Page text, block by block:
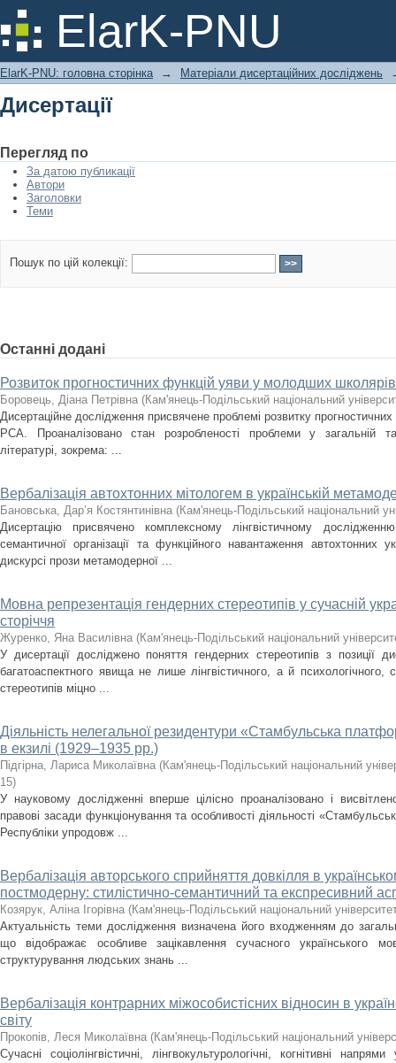
ElarK-PNU
Дисертації
ElarK-PNU: головна сторінка → Матеріали дисертаційних досліджень
Дисертації
Перегляд по
За датою публикації
Автори
Заголовки
Теми
Пошук по цій колекції:
Останні додані
Розвиток прогностичних функцій уяви у молодших
Боровець, Діана Петрівна (Кам'янець-Подільський національний
Дисертаційне дослідження присвячене проблемі розвитку
РСА. Проаналізовано стан розробленості проблеми у загальній та
літературі, зокрема: ...
Вербалізація автохтонних мітологем в українській
Бановська, Дар’я Костянтинівна (Кам'янець-Подільський національний
Дисертацію присвячено комплексному лінгвістичному дослідженню
семантичної організації та функційного навантаження автохтонних
дискурсі прози метамодерної ...
Мовна репрезентація гендерних стереотипів у сучасній
сторіччя
Журенко, Яна Василівна (Кам'янець-Подільський національний
У дисертації досліджено поняття гендерних стереотипів з позиції
багатоаспектного явища не лише лінгвістичного, а й психологічного,
стереотипів міцно ...
Діяльність нелегальної резидентури «Стамбульська
в екзилі (1929–1935 рр.)
Підгірна, Лариса Миколаївна (Кам'янець-Подільський національний
15)
У науковому дослідженні вперше цілісно проаналізовано і
правові засади функціонування та особливості діяльності
Республіки упродовж ...
Вербалізація авторського сприйняття довкілля в
постмодерну: стилістично-семантичний та експресивний
Козярук, Аліна Ігорівна (Кам'янець-Подільський національний
Актуальність теми дослідження визначена його входженням до
що відображає особливе зацікавлення сучасного українського
структурування людських знань ...
Вербалізація контрарних міжособистісних відносин в
світу
Прокопів, Леся Миколаївна (Кам'янець-Подільський національний
Сучасні соціолінгвістичні, лінгвокультурологічні, когнітивні